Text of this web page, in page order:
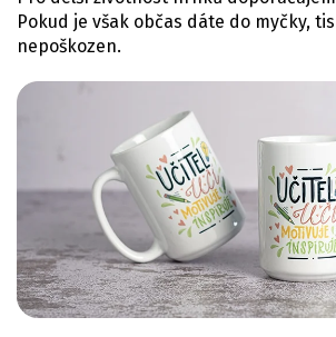
Pokud je však občas dáte do myčky,
nepoškozen.